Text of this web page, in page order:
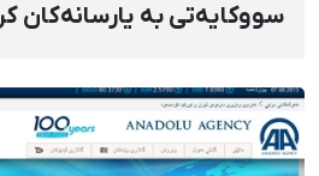
سووکایەتی بە یارسانەکان